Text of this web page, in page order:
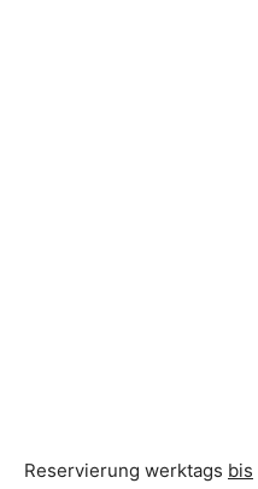
Reservierung werktags bis